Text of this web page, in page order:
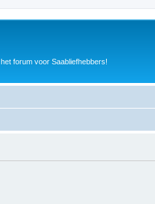
het forum voor Saabliefhebbers!